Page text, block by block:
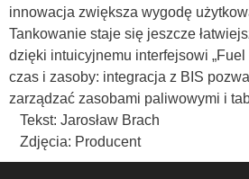
innowacja zwiększa wygodę
Tankowanie staje się jeszcze
dzięki intuicyjnemu interfejsowi „Fuel
czas i zasoby: integracja z BIS
zarządzać zasobami paliwowymi i
Tekst: Jarosław Brach
Zdjęcia: Producent